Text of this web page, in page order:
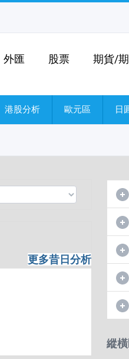
外匯 股票 期貨/
港股分析 歐元區 日
更多昔日分析
縱